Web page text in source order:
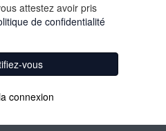
attestez avoir pris
de confidentialité
vous
connexion